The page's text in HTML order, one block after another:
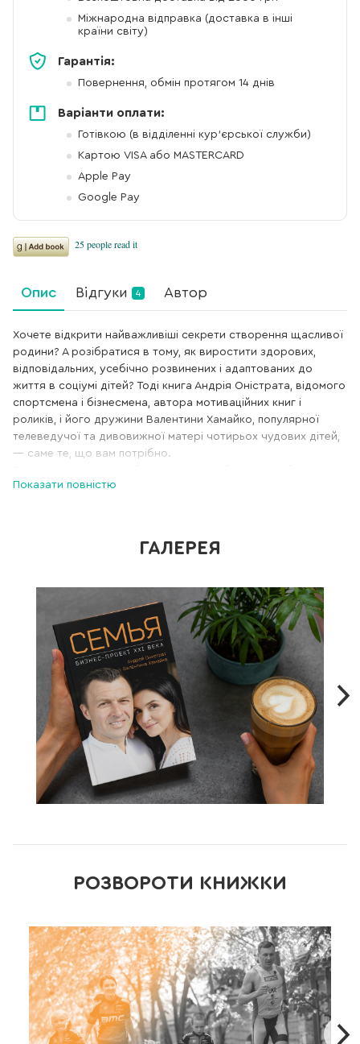
Міжнародна відправка (доставка в інші
країни світу)
Гарантія:
Повернення, обмін протягом 14 днів
Варіанти оплати:
Готівкою (в відділенні кур'єрської служби)
Картою VISA або MASTERCARD
Apple Pay
Google Pay
Опис Відгуки 4 Автор
Хочете відкрити найважливіші секрети створення щасливої
родини? А розібратися в тому, як виростити здорових,
відповідальних, усебічно розвинених і адаптованих до
життя в соціумі дітей? Тоді книга Андрія Оністрата, відомого
спортсмена і бізнесмена, автора мотиваційних книг і
роликів, і його дружини Валентини Хамайко, популярної
телеведучої та дивовижної матері чотирьох чудових дітей,
— саме те, що вам потрібно.
гармонійно пройти через усі кризи, які неминуче
їм відповідальність і забезпечити достатньою «порцією»
Свої відповіді на ці та багато інших запитань пропонують
Андрій Оністрат, спортсмен, бізнесмен, автор яскравих
мотиваційних книг і передач, і його дружина Валентина
Хамайко — екс-модель, телеведуча, чудова господиня і
мати чотирьох дітей. Книга рекомендується всім, кого
цікавлять проблеми особистісного розвитку, парних
відносин, сім’ї, виховання дітей.
Показати повністю
ГАЛЕРЕЯ
РОЗВОРОТИ КНИЖКИ